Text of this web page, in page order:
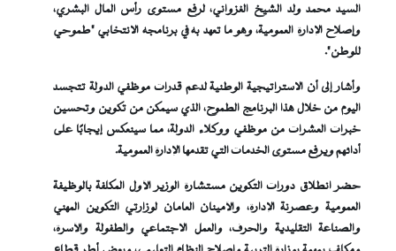
السيد محمد ولد الشيخ الغزواني، لرفع مستوى رأس المال البشري،
وإصلاح الإدارة العمومية، وهو ما تعهد به في برنامجه الانتخابي "طموحي
للوطن"
.
وأشار إلى أن الاستراتيجية الوطنية لدعم قدرات موظفي الدولة تتجسد
اليوم من خلال هذا البرنامج الطموح، الذي سيمكن من تكوين وتحسين
خبرات العشرات من موظفي ووكلاء الدولة، مما سينعكس إيجابًا على
أدائهم ويرفع مستوى الخدمات التي تقدمها الإدارة العمومية.
حضر انطلاق دورات التكوين مستشارة الوزير الأول المكلفة بالوظيفة
العمومية وعصرنة الإدارة، والأمينان العامان لوزارتي التكوين المهني
والصناعة التقليدية والحرف، والعمل الاجتماعي والطفولة والأسرة،